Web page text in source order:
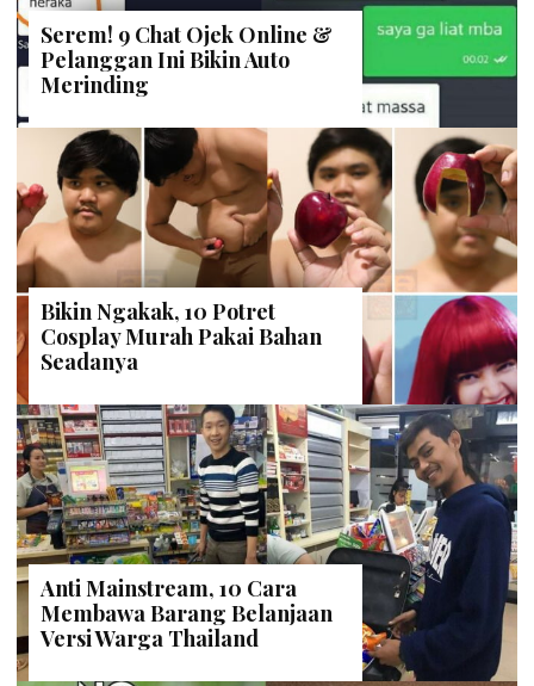
Serem! 9 Chat Ojek Online &
Pelanggan Ini Bikin Auto
Merinding
Bikin Ngakak, 10 Potret
Cosplay Murah Pakai Bahan
Seadanya
Anti Mainstream, 10 Cara
Membawa Barang Belanjaan
Versi Warga Thailand